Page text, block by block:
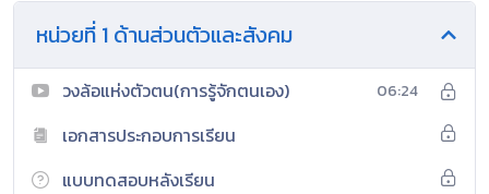
หน่วยที่ 1 ด้านส่วนตัวและสังคม
วงล้อแห่งตัวตน(การรู้จักตนเอง) 06:24
เอกสารประกอบการเรียน
แบบทดสอบหลังเรียน